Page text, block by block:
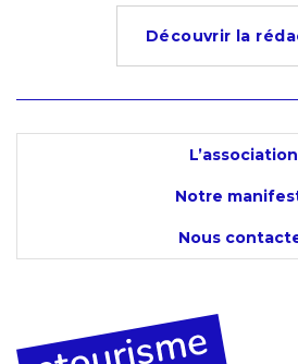
Découvrir la
L’association
Notre
Nous